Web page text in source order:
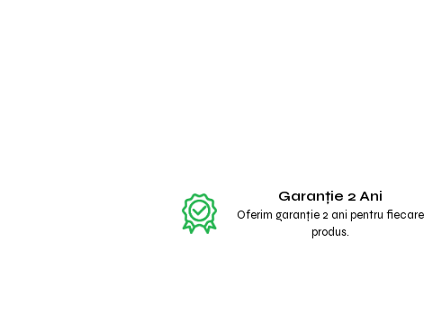
Garanție 2 Ani
Oferim garanție 2 ani pentru fiecare
produs.